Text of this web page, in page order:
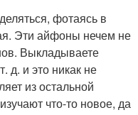
фотаясь в
Эти айфоны нечем не
Выкладываете
д. и это никак не
из остальной
что-то новое, да